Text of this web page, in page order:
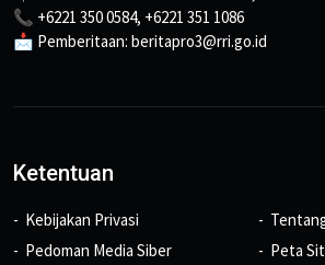
📞 +6221 350 0584, +6221 351 1086
📩 Pemberitaan: beritapro3@rri.go.id
Ketentuan
Kebijakan Privasi
Pedoman Media Siber
Peta